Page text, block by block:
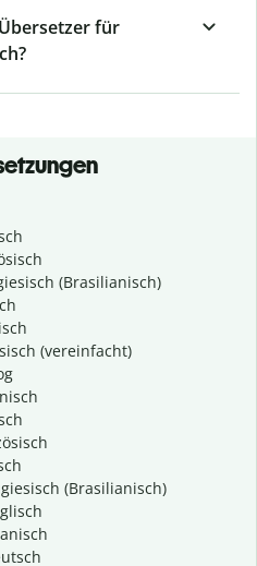
für
(Brasilianisch)
(vereinfacht)
(Brasilianisch)